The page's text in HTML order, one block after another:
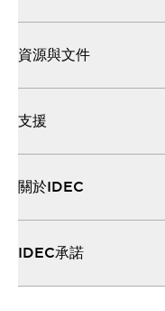
資源與文件
支援
關於IDEC
IDEC承諾